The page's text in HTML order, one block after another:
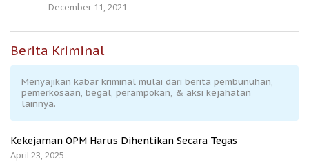
December 11, 2021
Berita Kriminal
Menyajikan kabar kriminal mulai dari berita pembunuhan,
pemerkosaan, begal, perampokan, & aksi kejahatan
lainnya.
Kekejaman OPM Harus Dihentikan Secara Tegas
April 23, 2025